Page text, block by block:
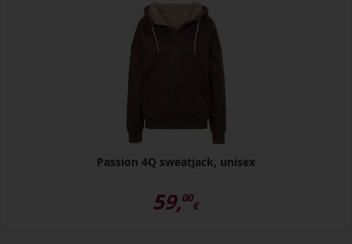
Passion 4Q sweatjack, unisex
59,00
€